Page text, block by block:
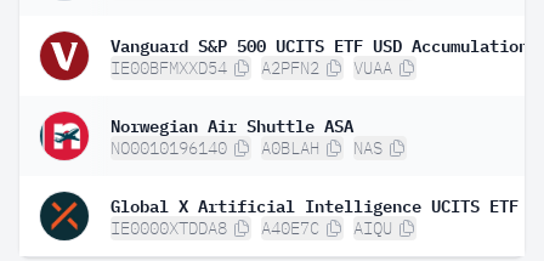
Vanguard S&P 500 UCITS ETF USD Accumulation
IE00BFMXXD54 A2PFN2 VUAA
Norwegian Air Shuttle ASA
NO0010196140 A0BLAH NAS
IE0000XTDDA8 A40E7C AIQU